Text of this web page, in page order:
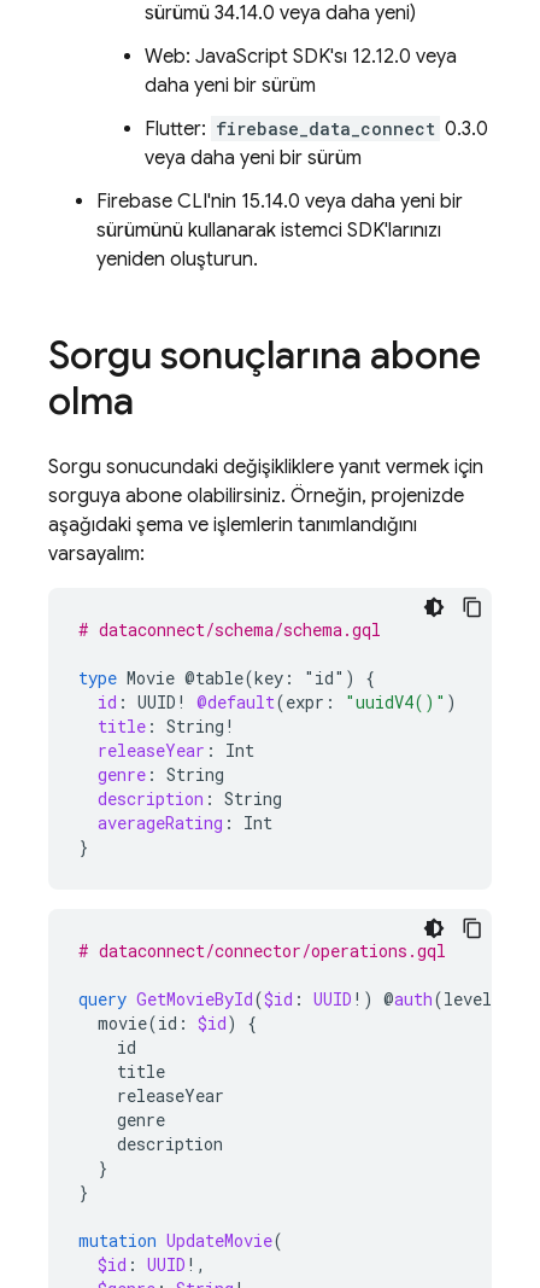
sürümü 34.14.0 veya daha yeni)
Web: JavaScript SDK'sı 12.12.0 veya
daha yeni bir sürüm
Flutter: firebase_data_connect 0.3.0
veya daha yeni bir sürüm
Firebase CLI'nin 15.14.0 veya daha yeni bir
sürümünü kullanarak istemci SDK'larınızı
yeniden oluşturun.
Sorgu sonuçlarına abone
olma
Sorgu sonucundaki değişikliklere yanıt vermek için
sorguya abone olabilirsiniz. Örneğin, projenizde
aşağıdaki şema ve işlemlerin tanımlandığını
varsayalım:
# dataconnect/schema/schema.gql
type Movie @table(key: "id")
{
id : UUID ! @default(expr : "uuidV4()" )
title : String !
releaseYear :
Int
genre : String
description : String
averageRating :
Int
}
# dataconnect/connector/operations.gql
query GetMovieById($id : UUID !) @auth(level
movie(id : $id)
{
id
title
releaseYear
genre
description
}
}
mutation UpdateMovie(
$id : UUID !,